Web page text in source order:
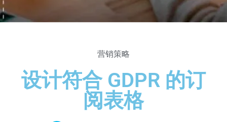
营销策略
设计符合 GDPR 的订
阅表格